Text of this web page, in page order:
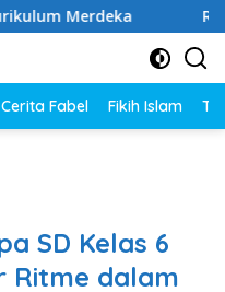
Rangkuman
Cerita Fabel Fikih Islam
SD Kelas 6
Ritme dalam